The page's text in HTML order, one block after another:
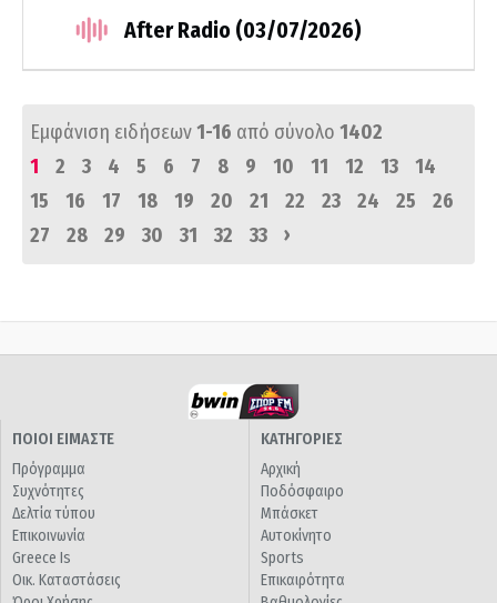
After Radio (03/07/2026)
Εμφάνιση ειδήσεων1-16 από σύνολο 1402
1
2 3 4 5 6 7 8 9 10 11 12 13
14
15
16 17 18 19 20 21 22 23 24 25
26
27
28 29 30 31 32 33 ›
ΠΟΙΟΙ ΕΙΜΑΣΤΕ
Πρόγραμμα
Συχνότητες
Δελτία τύπου
Επικοινωνία
Greece Is
Οικ. Καταστάσεις
ΚΑΤΗΓΟΡΙΕΣ
Αρχική
Ποδόσφαιρο
Μπάσκετ
Αυτοκίνητο
Sports
Επικαιρότητα